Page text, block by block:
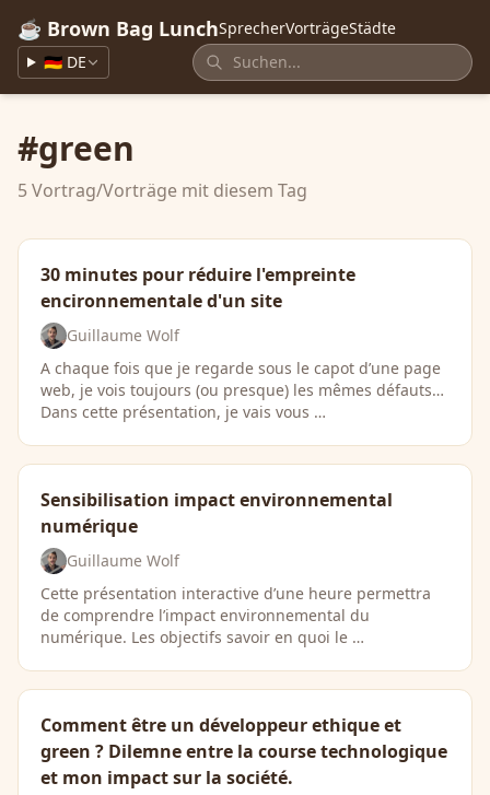
☕ Brown Bag LunchSprecherVorträgeStädte
🇩🇪 DE
#green
5 Vortrag/Vorträge mit diesem Tag
30 minutes pour réduire l'empreinte
encironnementale d'un site
Guillaume Wolf
A chaque fois que je regarde sous le capot d’une page
web, je vois toujours (ou presque) les mêmes défauts…
Dans cette présentation, je vais vous …
Sensibilisation impact environnemental
numérique
Guillaume Wolf
Cette présentation interactive d’une heure permettra
de comprendre l’impact environnemental du
numérique. Les objectifs savoir en quoi le …
Comment être un développeur ethique et
green ? Dilemne entre la course technologique
et mon impact sur la société.